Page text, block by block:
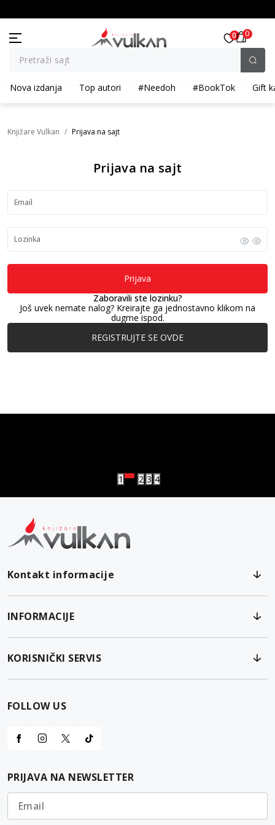
Pretraži sajt
0 0
Nova izdanja Top autori #Needoh #BookTok Gift
Knjižare Vulkan Prijava na sajt
Prijava na sajt
Email
Lozinka
Prijava
Zaboravili ste lozinku?
Još uvek nemate nalog? Kreirajte ga jednostavno klikom na
dugme ispod.
REGISTRUJTE SE OVDE
1 2 3 4
Kontakt informacije
INFORMACIJE
KORISNIČKI SERVIS
FOLLOW US
PRIJAVA NA NEWSLETTER
Email